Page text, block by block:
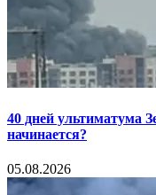
40 дней ультиматума
начинается?
05.08.2026